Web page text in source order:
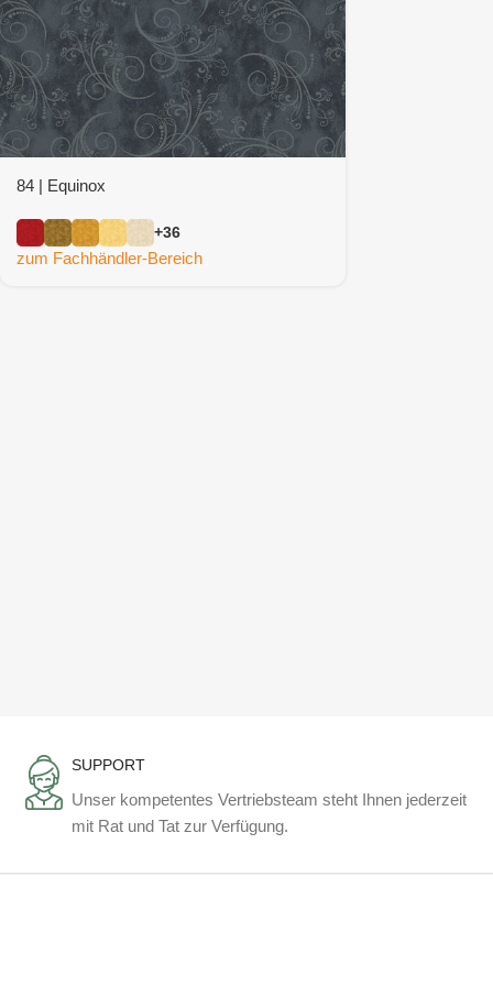
84 | Equinox
+36
zum Fachhändler-Bereich
SUPPORT
Unser kompetentes Vertriebsteam steht Ihnen jederzeit
mit Rat und Tat zur Verfügung.